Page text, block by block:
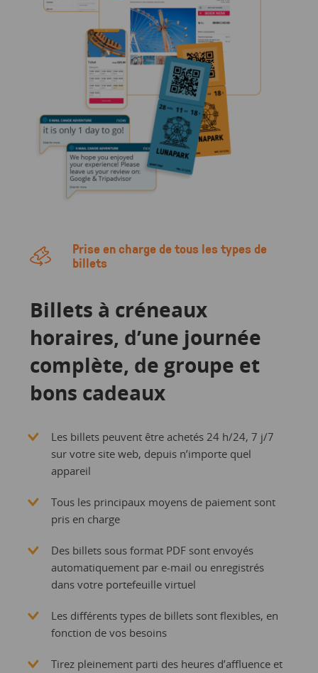
Prise en charge de tous les types de
billets
Billets à créneaux
horaires, d’une journée
complète, de groupe et
bons cadeaux
Les billets peuvent être achetés 24 h/24, 7 j/7
sur votre site web, depuis n’importe quel
appareil
Tous les principaux moyens de paiement sont
pris en charge
Des billets sous format PDF sont envoyés
automatiquement par e-mail ou enregistrés
dans votre portefeuille virtuel
Les différents types de billets sont flexibles, en
fonction de vos besoins
Tirez pleinement parti des heures d’affluence et